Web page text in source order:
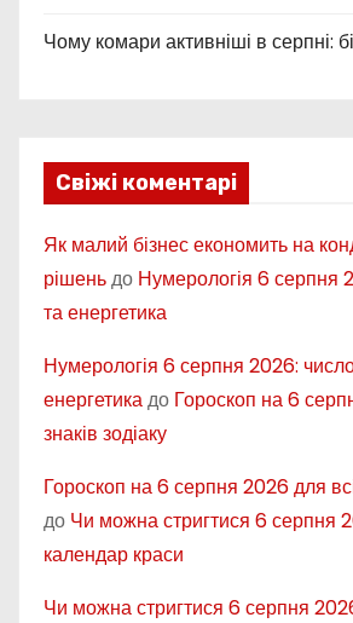
Чому комари активніші в серпні:
Свіжі коментарі
Як малий бізнес економить на
рішеньдо Нумерологія 6 серпня
та енергетика
Нумерологія 6 серпня 2026:
енергетикадо Гороскоп на 6
знаків зодіаку
Гороскоп на 6 серпня 2026 для
до Чи можна стригтися 6 серпня
календар краси
Чи можна стригтися 6 серпня